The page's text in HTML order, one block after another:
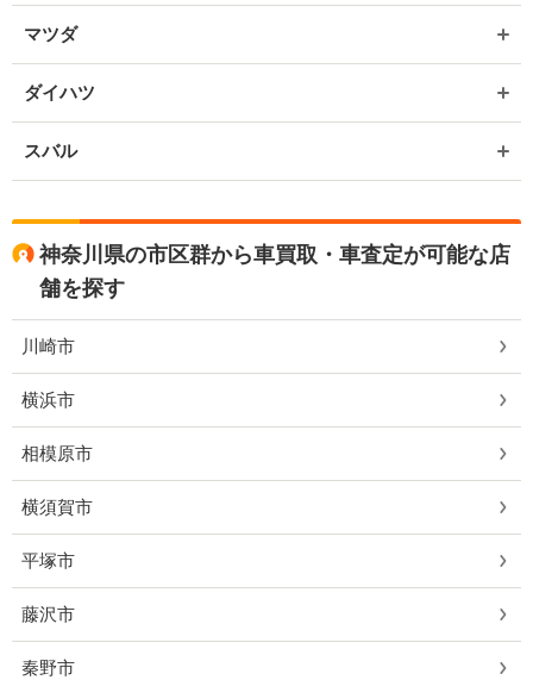
マツダ
ダイハツ
スバル
神奈川県の市区群から車買取・車査定が可能な店
舗を探す
川崎市
横浜市
相模原市
横須賀市
平塚市
藤沢市
秦野市